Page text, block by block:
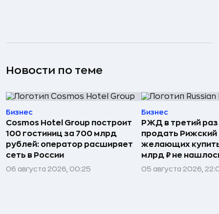
Новости по теме
Бизнес
Cosmos Hotel Group построит
100 гостиниц за 700 млрд
рублей: оператор расширяет
сеть в России
06 августа 2026, 00:25
Бизнес
РЖД в третий
продать Рижский
желающих
млрд ₽ не
05 августа 2026,